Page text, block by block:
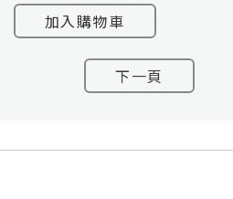
加入購物車
下一頁